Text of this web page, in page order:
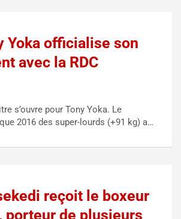
Yoka officialise son
avec la RDC
s’ouvre pour Tony Yoka. Le
2016 des super-lourds (+91 kg) a…
reçoit le boxeur
porteur de plusieurs